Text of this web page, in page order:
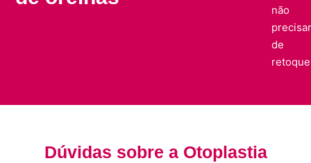
não
de
retoque
Dúvidas sobre a Otoplastia